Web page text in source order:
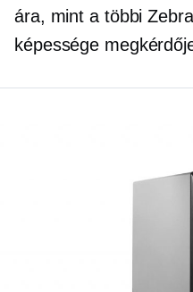
ára, mint a többi
képessége